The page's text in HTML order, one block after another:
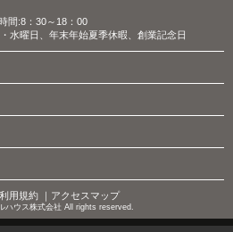
間:8：30～18：00
水曜日、年末年始夏季休暇、創業記念日
利用規約｜ アクセスマップ
ハウス株式会社 All rights reserved.